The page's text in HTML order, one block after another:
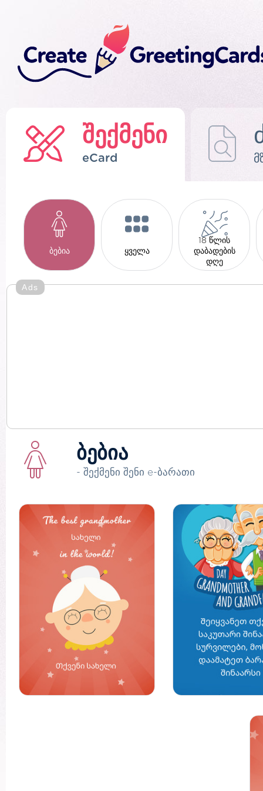
შექმენი
eCard
ბებია ყველა
18 წლის
დაბადების
დღე
Ads
ბებია
- შექმენი შენი e-ბარათი